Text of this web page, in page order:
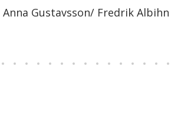
Gustavsson/ Fredrik Albihn